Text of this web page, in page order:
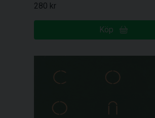
280 kr
Köp